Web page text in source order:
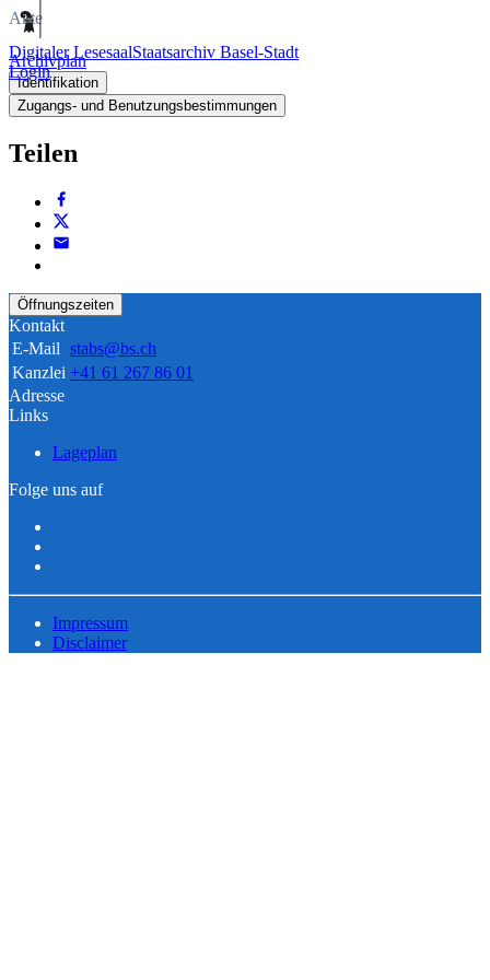
Digitaler LesesaalStaatsarchiv Basel-Stadt
Login
Akte
Archivplan
Identifikation
Zugangs- und Benutzungsbestimmungen
Teilen
Öffnungszeiten
Kontakt
E-Mail stabs@bs.ch
Kanzlei +41 61 267 86 01
Adresse
Links
Lageplan
Folge uns auf
Impressum
Disclaimer